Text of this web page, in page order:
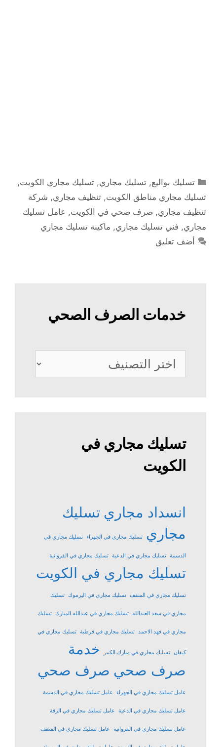
التصنيفات
تسليك بواليع,تسليك مجاري,تسليك مجاري الكويت,
تسليك مجاري مناطق الكويت, تنظيف مجاري, شركة
تنظيف مجاري, صرف صحي في الكويت, عامل تسليك
مجاري, فني تسليك مجاري, ماكينة تسليك مجاري
أضف تعليق
خدمات الصرف الصحي
خدمات
الصرف
تسليك مجاري في
الكويت
انسداد مجاري تسليك
مجاري
تسليك مجاري في الجهراء تسليك مجاري في
الدسمة تسليك مجاري في الدعية تسليك مجاري في الفروانية
تسليك مجاري في الكويت
تسليك مجاري في المنقف تسليك مجاري في اليرموك تسليك
مجاري في سعد العبدالله تسليك مجاري في عبدالله المبارك تسليك
مجاري في فهد الاحمد تسليك مجاري في قرطبة تسليك مجاري في
كيفان تسليك مجاري في مبارك الكبير
خدمة
صرف صحي صرف صحي
عامل تسليك مجاري في الجهراء عامل تسليك مجاري في الدسمة
عامل تسليك مجاري في الدعية عامل تسليك مجاري في الرقة
عامل تسليك مجاري في الفروانية عامل تسليك مجاري في المنقف